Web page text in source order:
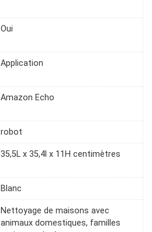
Oui
Application
Amazon Echo
robot
35,5L x 35,4l x 11H centimètres
Blanc
Nettoyage de maisons avec
animaux domestiques, familles